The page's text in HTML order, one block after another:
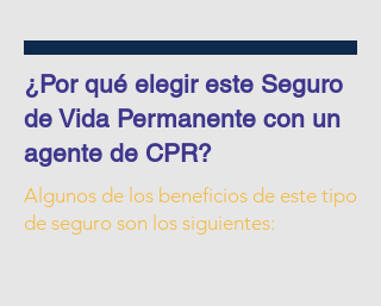
¿Por qué elegir este Seguro
de Vida Permanente con un
agente de CPR?
Algunos de los beneficios de este tipo
de seguro son los siguientes: